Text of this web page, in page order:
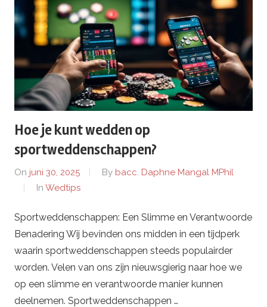
p
s
Hoe je kunt wedden op
sportweddenschappen?
On juni 30, 2025 By bacc. Daphne Mangal MPhil
In Wedtips
Sportweddenschappen: Een Slimme en Verantwoorde
Benadering Wij bevinden ons midden in een tijdperk
waarin sportweddenschappen steeds populairder
worden. Velen van ons zijn nieuwsgierig naar hoe we
op een slimme en verantwoorde manier kunnen
deelnemen. Sportweddenschappen …